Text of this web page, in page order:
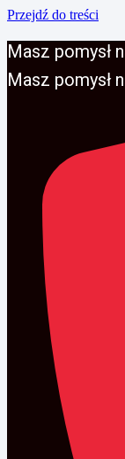
Przejdź do treści
Masz pomysł
Masz pomysł